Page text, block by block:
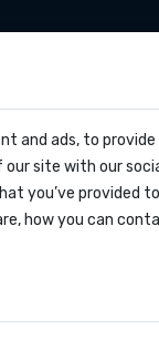
onze SMS
and ads, to
site with our
you’ve provided
how you can